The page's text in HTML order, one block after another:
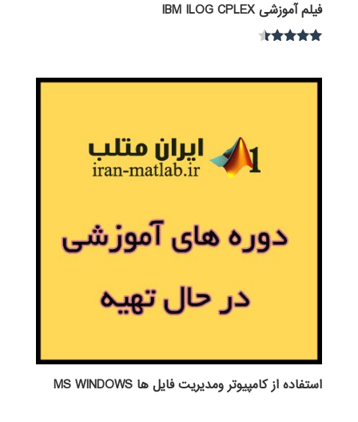
فیلم آموزشی IBM ILOG CPLEX
از 5
استفاده از كامپيوتر ومديريت فايل ها MS WINDOWS